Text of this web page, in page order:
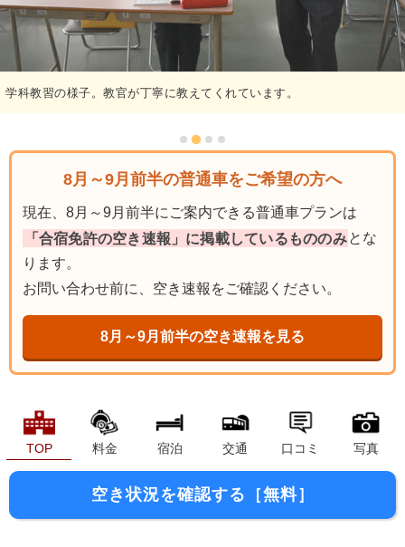
学科教習の様子。教官が丁寧に教えてくれています。
8月～9月前半の普通車をご希望の方へ
現在、8月～9月前半にご案内できる普通車プランは
「合宿免許の空き速報」に掲載しているもののみとな
ります。
お問い合わせ前に、空き速報をご確認ください。
8月～9月前半の空き速報を見る
TOP 料金 宿泊 交通 口コミ 写真
空き状況を確認する［無料］